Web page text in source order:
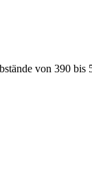
von 390 bis